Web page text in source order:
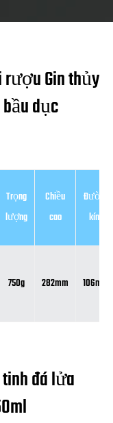
Gin thủy
dục
Trọng
lượng
Chiều
cao
Đường
kính
750g 282mm 106mm
đá lửa